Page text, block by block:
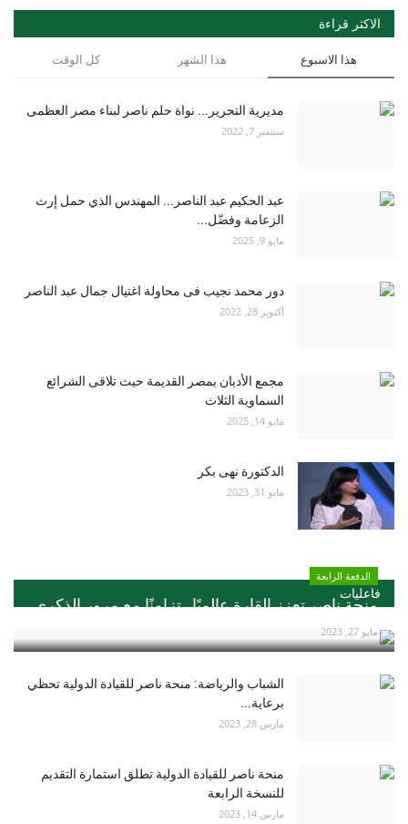
الاكثر قراءة
هذا الاسبوع هذا الشهر كل الوقت
مديرية التحرير... نواة حلم ناصر لبناء مصر العظمى
سبتمبر 7, 2022
عبد الحكيم عبد الناصر... المهندس الذي حمل إرث
الزعامة وفضّل...
مايو 9, 2025
دور محمد نجيب فى محاولة اغتيال جمال عبد الناصر
أكتوبر 28, 2022
مجمع الأديان بمصر القديمة حيث تلاقى الشرائع
السماوية الثلاث
مايو 14, 2025
الدكتورة نهى بكر
مايو 31, 2023
فاعليات
الدفعة الرابعة
منحة ناصر تعزز القارة عالميًا ..تزامنًا مع مرور الذكري...
مايو 27, 2023
الشباب والرياضة: منحة ناصر للقيادة الدولية تحظي
برعاية...
مارس 28, 2023
منحة ناصر للقيادة الدولية تطلق استمارة التقديم
للنسخة الرابعة
مارس 14, 2023